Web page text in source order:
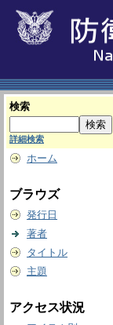
検索
詳細検索
ホーム
ブラウズ
発行日
著者
タイトル
主題
アクセス状況